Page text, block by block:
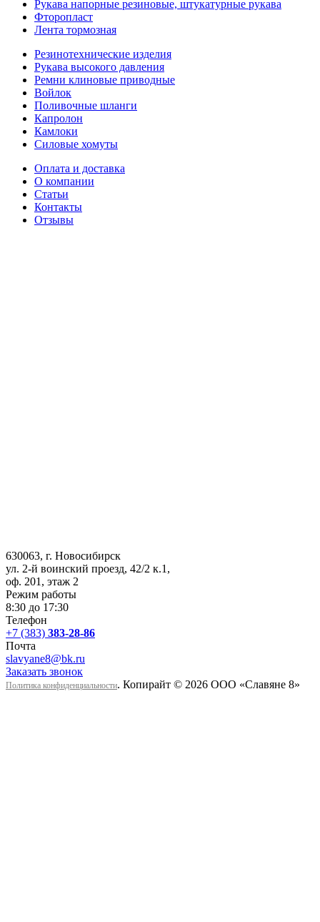
Рукава напорные резиновые, штукатурные рукава
Фторопласт
Лента тормозная
Резинотехнические изделия
Рукава высокого давления
Ремни клиновые приводные
Войлок
Поливочные шланги
Капролон
Камлоки
Силовые хомуты
Оплата и доставка
О компании
Статьи
Контакты
Отзывы
630063, г. Новосибирск
ул. 2-й воинский проезд, 42/2 к.1 ,
оф. 201, этаж 2
Режим работы
8:30 до 17:30
Телефон
+7 (383) 383-28-86
Почта
slavyane8@bk.ru
Заказать звонок
Политика конфиденциальности. Копирайт © 2026 ООО «Cлавяне 8»